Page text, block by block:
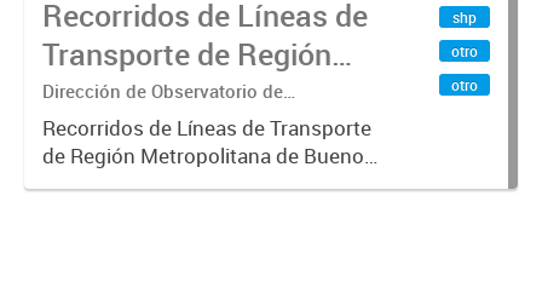
Recorridos de Líneas de
Transporte de Región
Metropolitana de
Buenos Aires (RMBA)
Dirección de Observatorio de
Transporte, Estudio y Sistemas
Recorridos de Líneas de Transporte
de Región Metropolitana de Buenos
Aires (RMBA).-
shp
otro
otro